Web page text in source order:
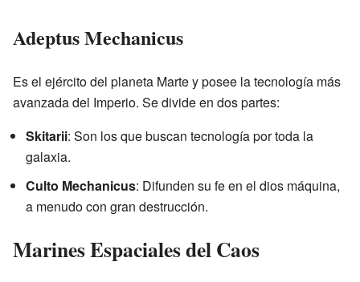
Adeptus Mechanicus
Es el ejército del planeta Marte y posee la tecnología más
avanzada del Imperio. Se divide en dos partes:
Skitarii: Son los que buscan tecnología por toda la
galaxia.
Culto Mechanicus: Difunden su fe en el dios máquina,
a menudo con gran destrucción.
Marines Espaciales del Caos